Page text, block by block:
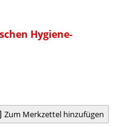
Hygiene-
Zum Merkzettel hinzufügen